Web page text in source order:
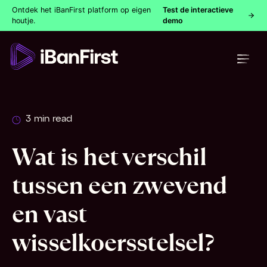
Ontdek het iBanFirst platform op eigen
houtje.
Test de interactieve
demo
3 min read
Wat is het verschil
tussen een zwevend
en vast
wisselkoersstelsel?